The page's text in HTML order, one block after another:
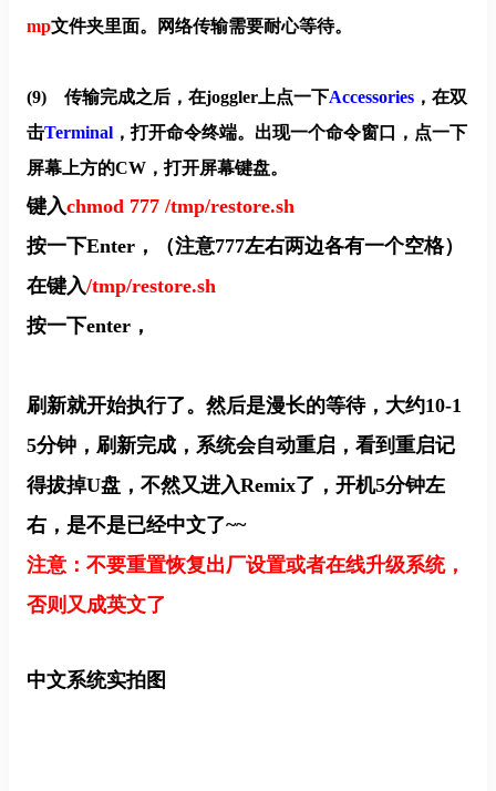
mp文件夹里面。网络传输需要耐心等待。
(9) 传输完成之后，在joggler上点一下Accessories ，在双
击Terminal ，打开命令终端。出现一个命令窗口，点一下
屏幕上方的CW，打开屏幕键盘。
键入chmod 777 /tmp/restore.sh
按一下Enter，（注意777左右两边各有一个空格）
在键入/tmp/restore.sh
按一下enter，
刷新就开始执行了。然后是漫长的等待，大约10-1
5分钟，刷新完成，系统会自动重启，看到重启记
得拔掉U盘，不然又进入Remix了，开机5分钟左
右，是不是已经中文了~~
注意：不要重置恢复出厂设置或者在线升级系统，
否则又成英文了
中文系统实拍图